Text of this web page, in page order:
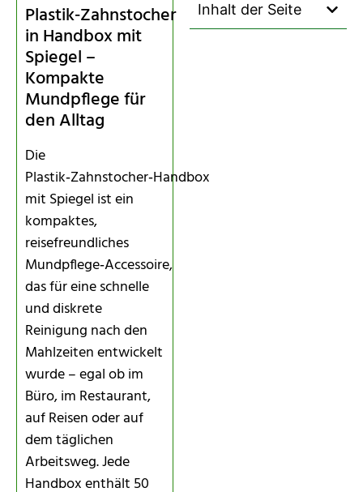
Plastik‑Zahnstocher
in Handbox mit
Spiegel –
Kompakte
Mundpflege für
den Alltag
Die
Plastik‑Zahnstocher‑Handbox
mit Spiegel ist ein
kompaktes,
reisefreundliches
Mundpflege‑Accessoire,
das für eine schnelle
und diskrete
Reinigung nach den
Mahlzeiten entwickelt
wurde – egal ob im
Büro, im Restaurant,
auf Reisen oder auf
dem täglichen
Arbeitsweg. Jede
Handbox enthält 50
Inhalt der Seite